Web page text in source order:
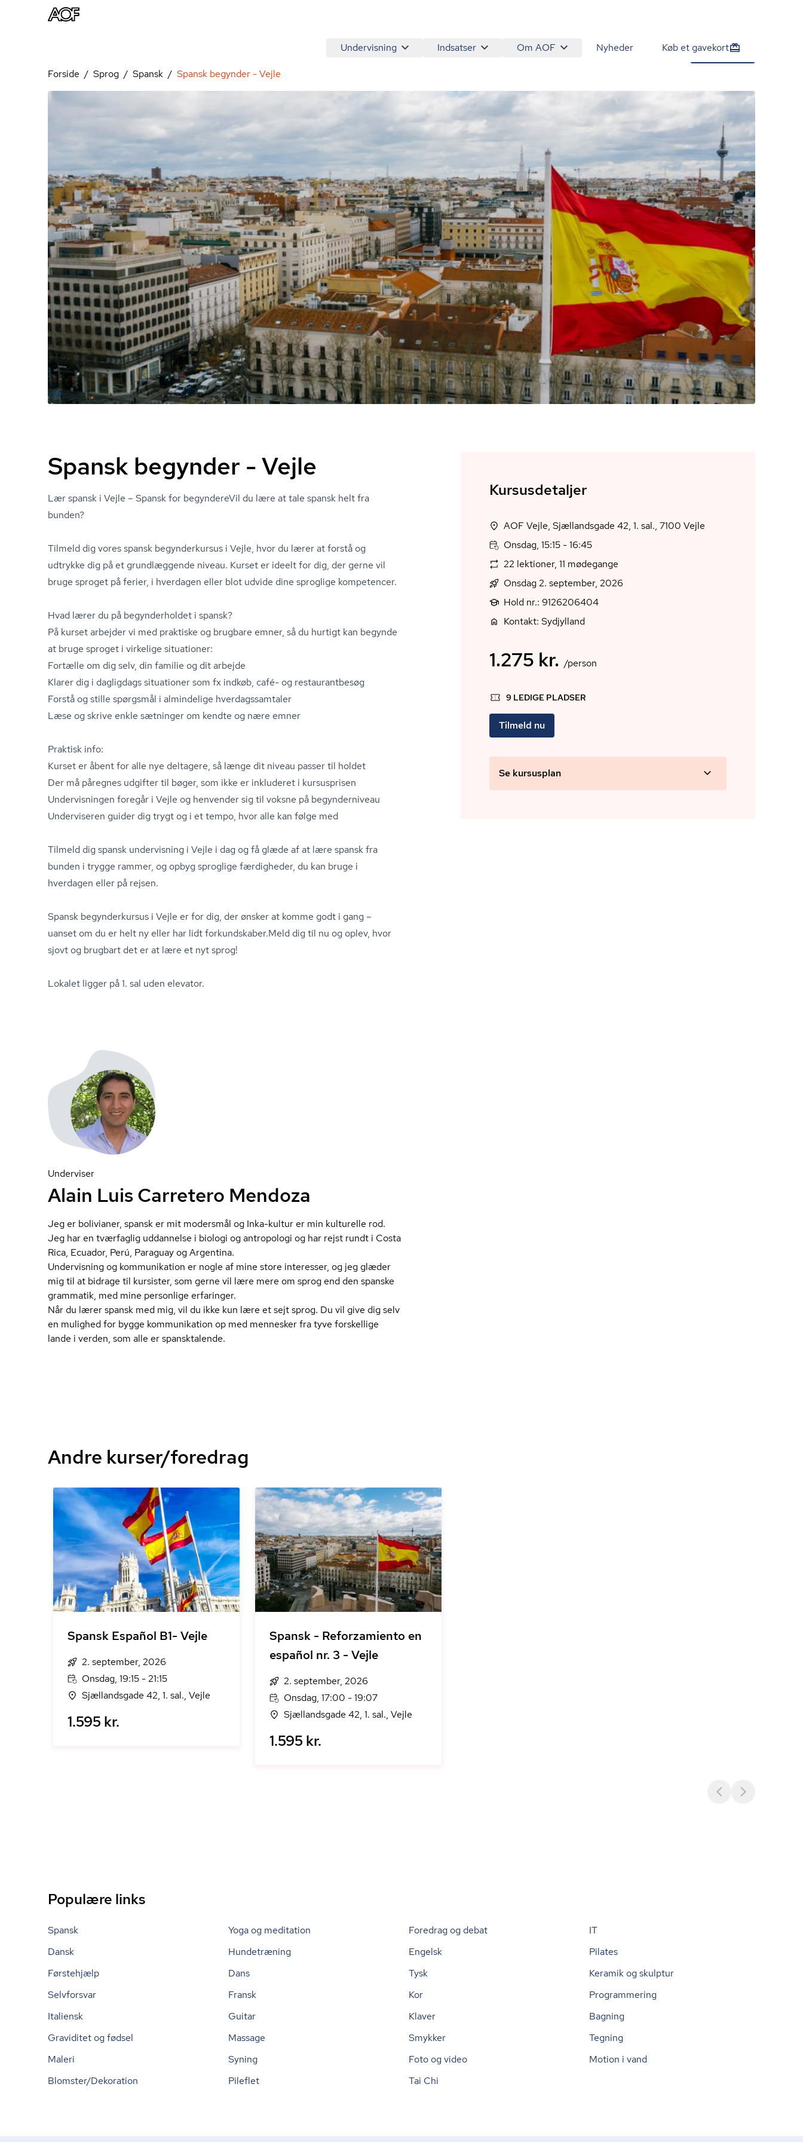
Undervisning Indsatser Om AOF Nyheder Køb et gavekort
Forside Sprog Spansk Spansk begynder - Vejle
1.275 kr. /person Tilmeld nu
Spansk begynder - Vejle
Lær spansk i Vejle – Spansk for begyndereVil du lære at tale spansk helt fra
bunden?
Tilmeld dig vores spansk begynderkursus i Vejle, hvor du lærer at forstå og
udtrykke dig på et grundlæggende niveau. Kurset er ideelt for dig, der gerne vil
bruge sproget på ferier, i hverdagen eller blot udvide dine sproglige kompetencer.
Hvad lærer du på begynderholdet i spansk?
På kurset arbejder vi med praktiske og brugbare emner, så du hurtigt kan begynde
at bruge sproget i virkelige situationer:
Fortælle om dig selv, din familie og dit arbejde
Klarer dig i dagligdags situationer som fx indkøb, café- og re­stau­rant­be­søg
Forstå og stille spørgsmål i almindelige hver­dags­sam­ta­ler
Læse og skrive enkle sætninger om kendte og nære emner
Praktisk info:
Kurset er åbent for alle nye deltagere, så længe dit niveau passer til holdet
Der må påregnes udgifter til bøger, som ikke er inkluderet i kursusprisen
Undervisningen foregår i Vejle og henvender sig til voksne på begynderniveau
Underviseren guider dig trygt og i et tempo, hvor alle kan følge med
Tilmeld dig spansk undervisning i Vejle i dag og få glæde af at lære spansk fra
bunden i trygge rammer, og opbyg sproglige færdigheder, du kan bruge i
hverdagen eller på rejsen.
Spansk begynderkursus i Vejle er for dig, der ønsker at komme godt i gang –
uanset om du er helt ny eller har lidt forkundskaber.Meld dig til nu og oplev, hvor
sjovt og brugbart det er at lære et nyt sprog!
Lokalet ligger på 1. sal uden elevator.
Kursusdetaljer
AOF Vejle, Sjællandsgade 42, 1. sal., 7100 Vejle
Onsdag, 15:15 - 16:45
22 lektioner, 11 mødegange
Onsdag 2. september, 2026
Hold nr.: 9126206404
Kontakt: Sydjylland
1.275 kr. /person
9 LEDIGE PLADSER
Tilmeld nu
Se kursusplan
Underviser
Alain Luis Carretero Mendoza
Jeg er bolivianer, spansk er mit modersmål og Inka-kultur er min kulturelle rod.
Jeg har en tværfaglig uddannelse i biologi og antropologi og har rejst rundt i Costa
Rica, Ecuador, Perú, Paraguay og Argentina.
Undervisning og kommunikation er nogle af mine store interesser, og jeg glæder
mig til at bidrage til kursister, som gerne vil lære mere om sprog end den spanske
grammatik, med mine personlige erfaringer.
Når du lærer spansk med mig, vil du ikke kun lære et sejt sprog. Du vil give dig selv
en mulighed for bygge kommunikation op med mennesker fra tyve forskellige
lande i verden, som alle er spansktalende.
Andre kurser/foredrag
Spansk Español B1- Vejle
2. september, 2026
Onsdag, 19:15 - 21:15
Sjællandsgade 42, 1. sal., Vejle
1.595 kr.
Spansk - Reforzamiento en
español nr. 3 - Vejle
2. september, 2026
Onsdag, 17:00 - 19:07
Sjællandsgade 42, 1. sal., Vejle
1.595 kr.
Populære links
Spansk Yoga og meditation Foredrag og debat
IT
Dansk
Hundetræning Engelsk
Pilates
Førstehjælp
Dans Tysk
Keramik og skulptur
Selvforsvar
Fransk Kor
Programmering
Italiensk
Guitar Klaver
Bagning
Graviditet og fødsel
Massage Smykker
Tegning
Maleri
Syning Foto og video
Motion i vand
Blomster/Dekoration
Pileflet Tai Chi